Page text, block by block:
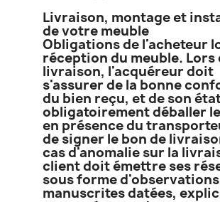
Livraison, montage et
de votre meuble
Obligations de l'acheteur
réception du meuble. Lors
livraison, l'acquéreur doit
s'assurer de la bonne
du bien reçu, et de son
obligatoirement déballer
en présence du
de signer le bon de
cas d'anomalie sur la
client doit émettre ses
sous forme d'observations
manuscrites datées,